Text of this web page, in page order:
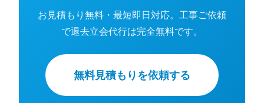
お見積もり無料・最短即日対応。工事ご依頼
で退去立会代行は完全無料です。
無料見積もりを依頼する